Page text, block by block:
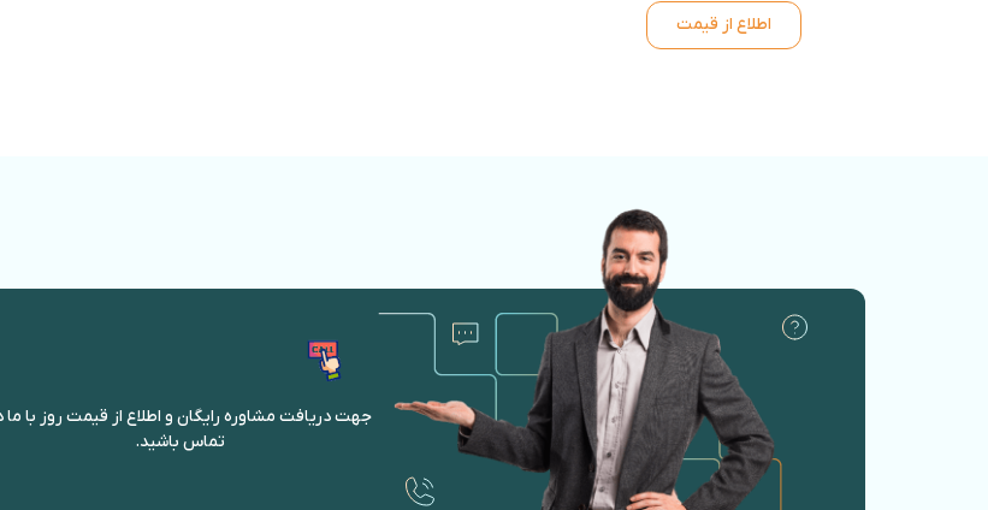
اطلاع از قیمت
جهت دریافت مشاوره رایگان و اطلاع از قیمت روز با ما
تماس باشید.